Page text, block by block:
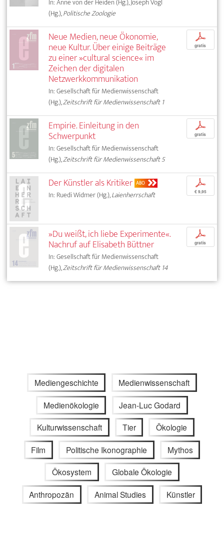
In: Anne von der Heiden (Hg.), Joseph Vogl
(Hg.),Politische Zoologie
Neue Medien, neue Ökonomie,
neue Kultur. Über einige Beiträge
zu einer »cultural science« im
Zeichen der digitalen
Netzwerkkommunikation
In: Gesellschaft für Medienwissenschaft
(Hg.),Zeitschrift für Medienwissenschaft 1
p
gratis
Empirie. Einleitung in den
Schwerpunkt
In: Gesellschaft für Medienwissenschaft
(Hg.),Zeitschrift für Medienwissenschaft 5
p
gratis
Der Künstler als Kritiker ABO
In: Ruedi Widmer (Hg.),Laienherrschaft
p
€ 9,95
»Du weißt, ich liebe Experimente«.
Nachruf auf Elisabeth Büttner
In: Gesellschaft für Medienwissenschaft
(Hg.),Zeitschrift für Medienwissenschaft 14
p
gratis
Mediengeschichte Medienwissenschaft
Medienökologie Jean-Luc Godard
Kulturwissenschaft Tier Ökologie
Film Politische Ikonographie Mythos
Ökosystem Globale Ökologie
Anthropozän Animal Studies Künstler